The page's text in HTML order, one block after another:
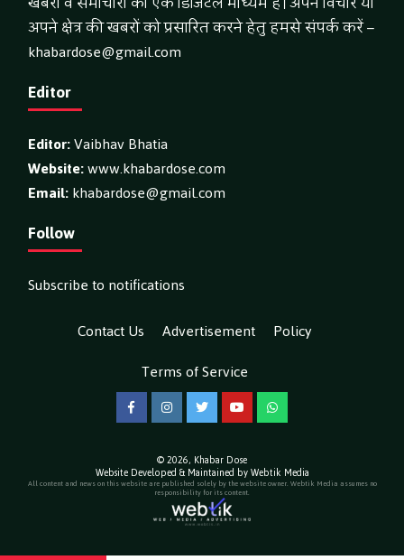
अपने क्षेत्र की खबरों को प्रसारित करने हेतु हमसे संपर्क करें –
khabardose@gmail.com
Editor
Editor:Vaibhav Bhatia
Website:www.khabardose.com
Email:khabardose@gmail.com
Follow
Subscribe to notifications
Contact Us
Advertisement
Policy
Terms of Service
FacebookInstagramTwitterYouTubeWhatsApp
© 2026, Khabar Dose
Website Developed & Maintained by Webtik Media
All content and news on this website are published solely by the website owner. Webtik Media assumes no
responsibility for its content.